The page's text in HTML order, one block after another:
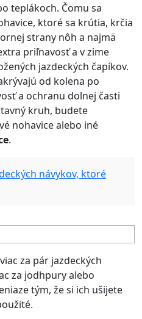
teplákoch. Čomu sa
ktoré sa krútia, krčia
strany nôh a najmä
priľnavosť a v zime
jazdeckých čapíkov.
od kolena po
a ochranu dolnej časti
kruh, budete
nohavice alebo iné
.
návykov, ktoré
za pár jazdeckých
za jodhpury alebo
tým, že si ich ušijete